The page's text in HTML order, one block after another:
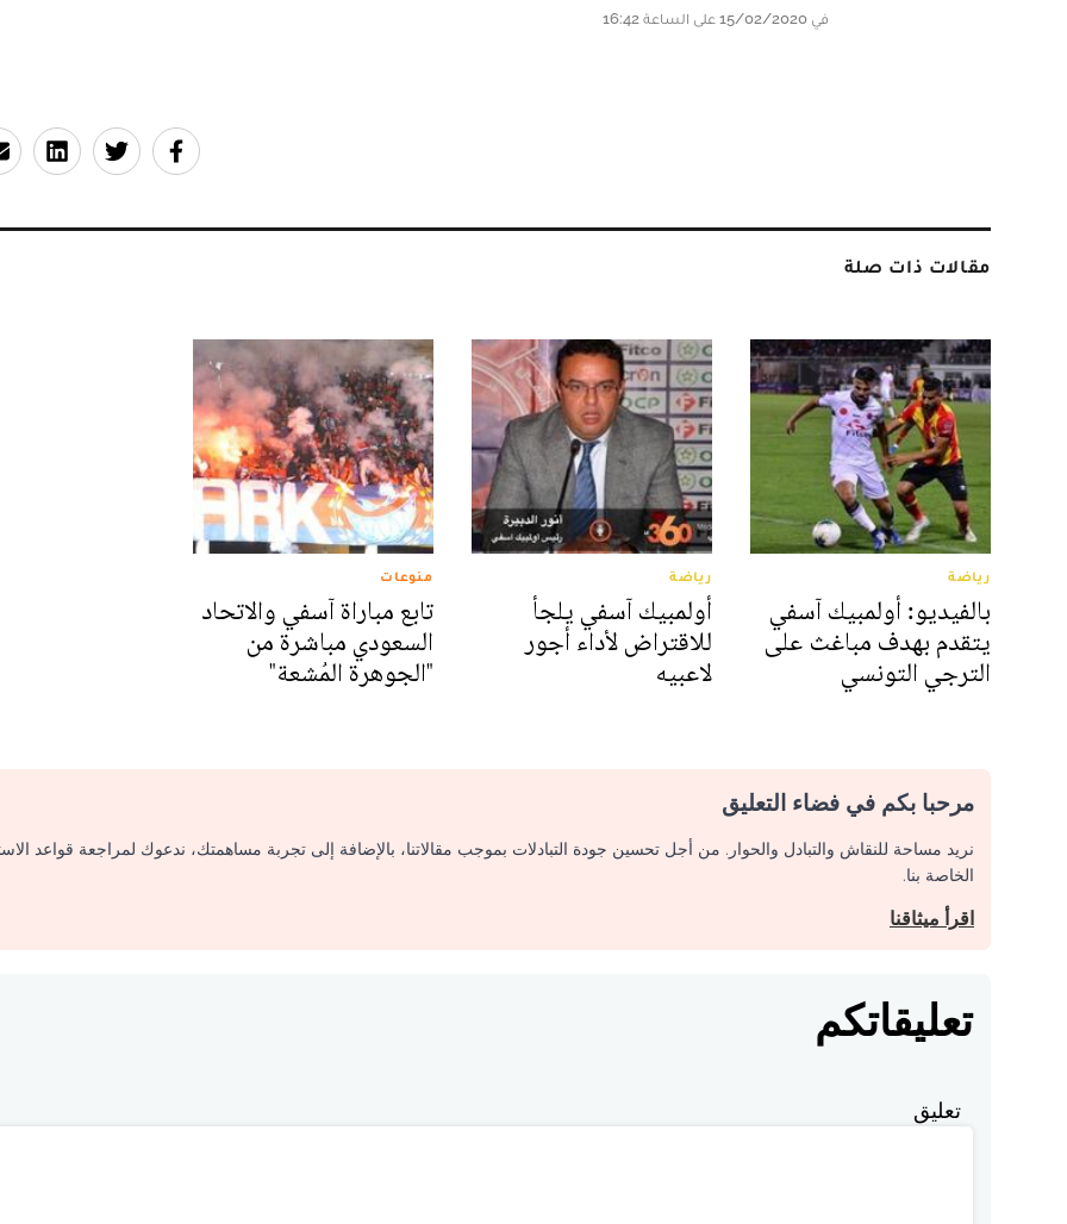
في 15/02/2020 على الساعة 16:42
مقالات ذات صلة
رياضة
بالفيديو: أولمبيك آسفي
يتقدم بهدف مباغث على
الترجي التونسي
رياضة
أولمبيك آسفي يلجأ
للاقتراض لأداء أجور
لاعبيه
منوعات
تابع مباراة آسفي والاتحاد
السعودي مباشرة من
"الجوهرة المُشعة"
مرحبا بكم في فضاء التعليق
نريد مساحة للنقاش والتبادل والحوار. من أجل تحسين جودة التبادلات بموجب مقالاتنا، بالإضافة إلى تجربة مساهمتك، ندعوك لمراجعة قواعد
الخاصة بنا.
اقرأ ميثاقنا
تعليقاتكم
تعليق